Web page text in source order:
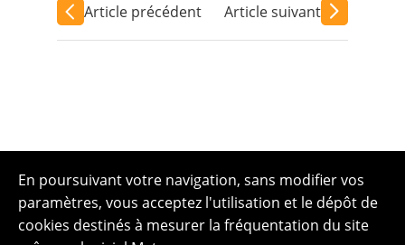
Article précédent Article suivant
En poursuivant votre navigation, sans modifier vos
paramètres, vous acceptez l'utilisation et le dépôt de
cookies destinés à mesurer la fréquentation du site